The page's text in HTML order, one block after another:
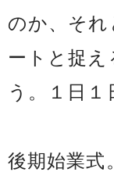
のか、そ
ートと捉
う。１日
後期始業式